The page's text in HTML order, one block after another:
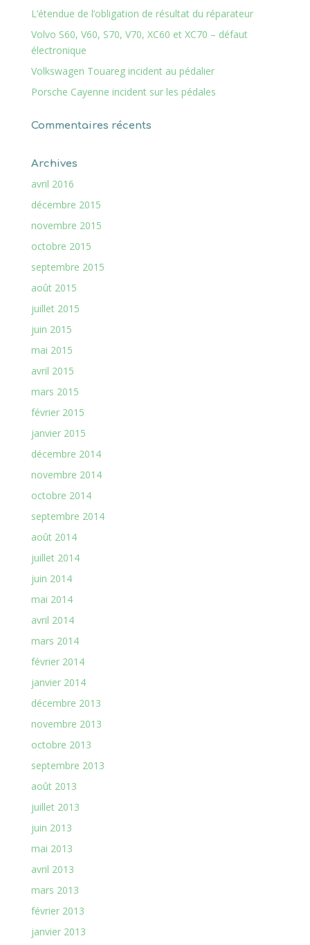
L’étendue de l’obligation de résultat du réparateur
Volvo S60, V60, S70, V70, XC60 et XC70 – défaut
électronique
Volkswagen Touareg incident au pédalier
Porsche Cayenne incident sur les pédales
Commentaires récents
Archives
avril 2016
décembre 2015
novembre 2015
octobre 2015
septembre 2015
août 2015
juillet 2015
juin 2015
mai 2015
avril 2015
mars 2015
février 2015
janvier 2015
décembre 2014
novembre 2014
octobre 2014
septembre 2014
août 2014
juillet 2014
juin 2014
mai 2014
avril 2014
mars 2014
février 2014
janvier 2014
décembre 2013
novembre 2013
octobre 2013
septembre 2013
août 2013
juillet 2013
juin 2013
mai 2013
avril 2013
mars 2013
février 2013
janvier 2013